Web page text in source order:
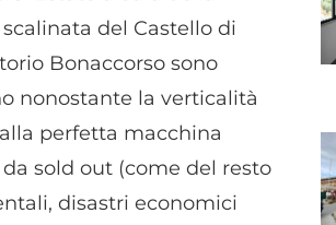
del Castello di
Bonaccorso sono
nonostante la verticalità
perfetta macchina
sold out (come del resto
disastri economici